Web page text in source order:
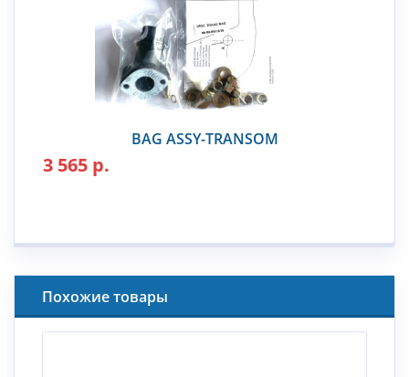
BAG ASSY-TRANSOM
3 565 р.
Похожие товары